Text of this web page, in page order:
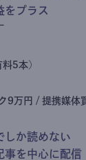
をプラス
料5本)
9万円 / 提携媒体
しか読めない
事を中心に配信